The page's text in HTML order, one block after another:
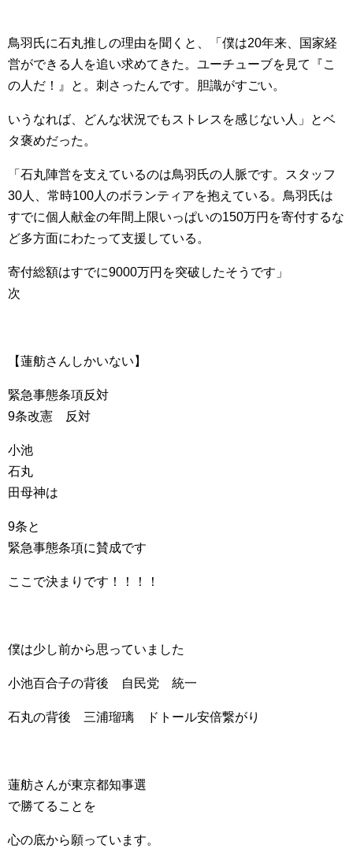
鳥羽氏に石丸推しの理由を聞くと、「僕は20年来、国家経
営ができる人を追い求めてきた。ユーチューブを見て『こ
の人だ！』と。刺さったんです。胆識がすごい。
いうなれば、どんな状況でもストレスを感じない人」とベ
タ褒めだった。
「石丸陣営を支えているのは鳥羽氏の人脈です。スタッフ
30人、常時100人のボランティアを抱えている。鳥羽氏は
すでに個人献金の年間上限いっぱいの150万円を寄付するな
ど多方面にわたって支援している。
寄付総額はすでに9000万円を突破したそうです」
次
【蓮舫さんしかいない】
緊急事態条項反対
9条改憲 反対
小池
石丸
田母神は
9条と
緊急事態条項に賛成です
ここで決まりです！！！！
僕は少し前から思っていました
小池百合子の背後 自民党 統一
石丸の背後 三浦瑠璃 ドトール安倍繋がり
蓮舫さんが東京都知事選
で勝てることを
心の底から願っています。